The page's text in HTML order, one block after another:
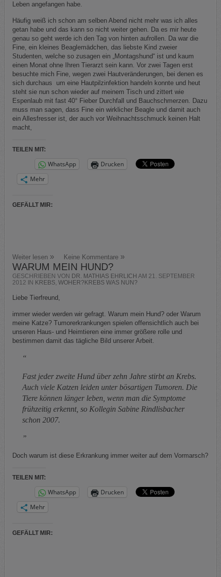
Leben angefangen habe.
Häufig weiß ich schon am selben Abend nicht mehr was ich alles
getan habe und das kann so nicht weiter gehen. Da es mir heute
genau so geht werde ich den Tag von hinten aufrollen. Da war die
Fine, ein kleines Beaglemädchen, das liebste Kind zweier
Studenten, welche so zusagen ein „Montagshund“ ist und kaum
einen Monat ohne Ihren Tierarzt sein kann. Vor zwei Tagen erst
besuchte mich Fine, wegen zwei Hautveränderungen, bei denen es
sich durchaus um eine Hautpilzinfektion handeln konnte und heut
steht sie nun schon wieder auf meinem Tisch und zittert wie
Espenlaub mit fast 40° Fieber Durchfall und Bauchschmerzen. Dazu
muss man sagen, dass Fine ein wirklicher Beagle und damit auch
ein Allesfresser ist, der auch vor Weihnachtsschmuck keinen Halt
macht,
TEILEN MIT:
WhatsApp
Drucken
Mehr
GEFÄLLT MIR:
Weiter lesen Keine Kommentare
WARUM MEIN HUND?
GESCHRIEBEN VON DR. MATHIAS EHRLICH AM 21. SEPTEMBER
2012 IN KREBS, WOHER?KREBS WAS NUN?
Liebe Tierfreund,
immer wieder werden wir gefragt. Warum mein Hund? oder Warum
meine Katze? Tumorerkrankungen spielen offensichtlich auch bei
unseren Haus- und Heimtieren eine immer größere rolle und
bestimmen damit das tägliche Bild unserer Arbeit.
Fast jeder zweite Hund über zehn Jahre stirbt an Krebs.
Auch viele Katzen leiden unter bösartigen Tumoren. Die
Tiere können länger leben, wenn man die Symptome
frühzeitig erkennt, so Kollegin Sabine Rindlisbacher
schon 2007.
Doch warum ist diese Erkrankung immer weiter auf dem Vormarsch?
TEILEN MIT:
WhatsApp
Drucken
Mehr
GEFÄLLT MIR: